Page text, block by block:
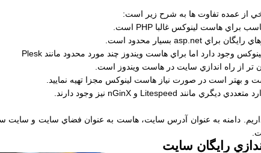
از عمده تفاوت ها به شرح زير است:
دامنه به عنوان آدرس سايت، هاست به عنوان فضاي سايت و سايت
رايگان سايت